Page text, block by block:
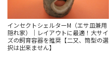
インセクトシェルターM（エサ皿兼用
隠れ家）｜レイアウトに最適！大サイ
ズの飼育容器を推奨【二又、筒型の選
択は出来ません】